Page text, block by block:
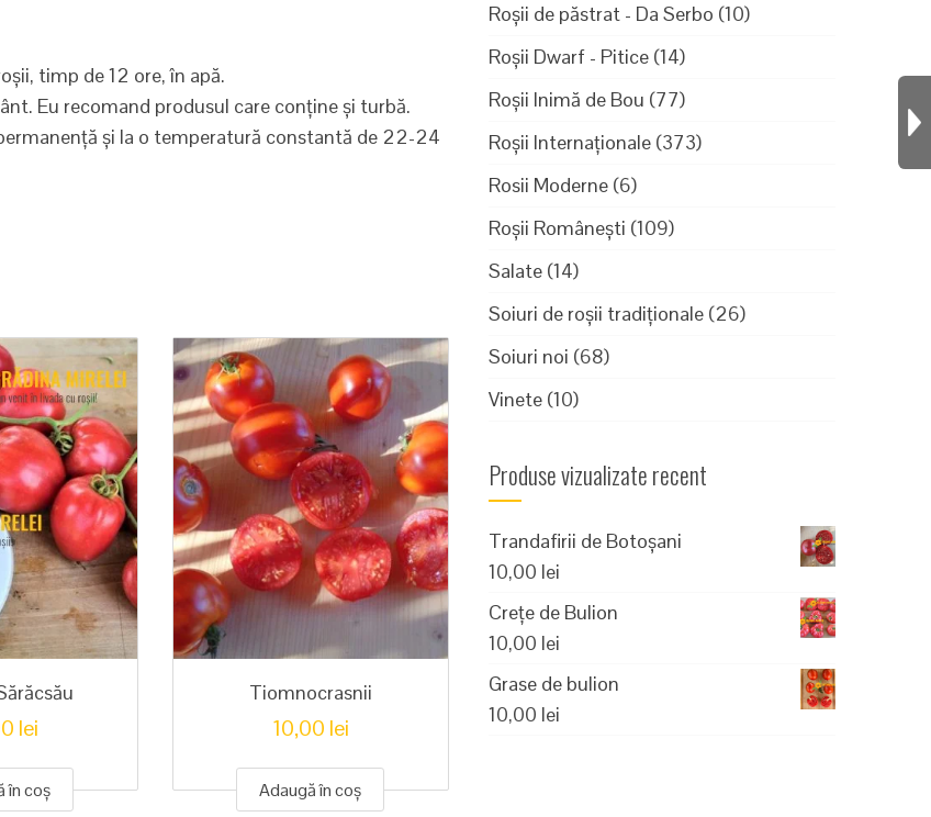
timp de 12 ore, în apă.
Eu recomand produsul care conține și turbă.
și la o temperatură constantă de 22-24
lei
în coș
Tiomnocrasnii
10,00 lei
Adaugă în coș
Roșii de păstrat - Da Serbo (10)
Roșii Dwarf - Pitice (14)
Roșii Inimă de Bou (77)
Roșii Internaționale (373)
Rosii Moderne (6)
Roșii Românești (109)
Salate (14)
Soiuri de roșii tradiționale (26)
Soiuri noi (68)
Vinete (10)
Produse vizualizate recent
Trandafirii de Botoșani
10,00 lei
Crețe de Bulion
10,00 lei
Grase de bulion
10,00 lei